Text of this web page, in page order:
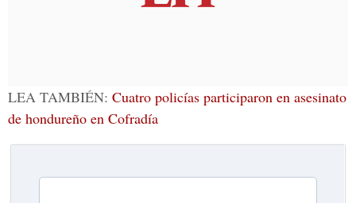
LEA TAMBIÉN: Cuatro policías participaron en asesinato
de hondureño en Cofradía